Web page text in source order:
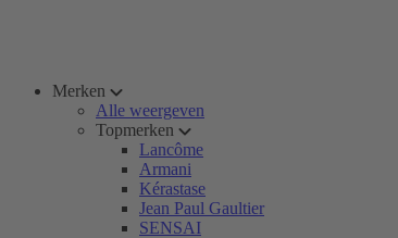
Merken
Alle weergeven
Topmerken
Lancôme
Armani
Kérastase
Jean Paul Gaultier
SENSAI